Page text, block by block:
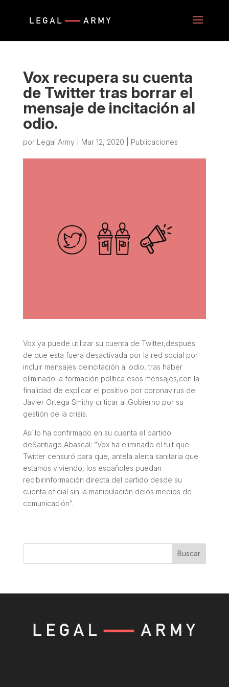
Vox recupera su cuenta
de Twitter tras borrar el
mensaje de incitación al
odio.
por Legal Army Mar 12, 2020 Publicaciones
Vox ya puede utilizar su cuenta de Twitter,después
de que esta fuera desactivada por la red social por
incluir mensajes deincitación al odio, tras haber
eliminado la formación política esos mensajes,con la
finalidad de explicar el positivo por coronavirus de
Javier Ortega Smithy criticar al Gobierno por su
gestión de la crisis.
Así lo ha confirmado en su cuenta el partido
deSantiago Abascal: “Vox ha eliminado el tuit que
Twitter censuró para que, antela alerta sanitaria que
estamos viviendo, los españoles puedan
recibirinformación directa del partido desde su
cuenta oficial sin la manipulación delos medios de
comunicación”.
Buscar